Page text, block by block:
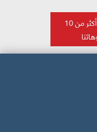
تابعنا على يوتيوب حيث أكثر من 10